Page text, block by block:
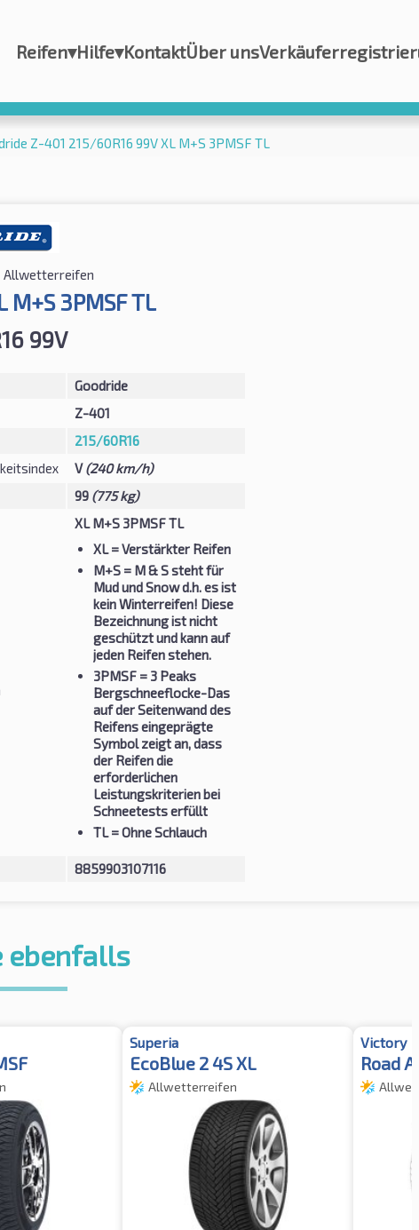
Reifen▾Hilfe▾KontaktÜber uns
Z-401 215/60R16 99V XL M+S 3PMSF TL
Allwetterreifen
M+S 3PMSF TL
99V
Goodride
Z-401
215/60R16
V(240 km/h)
99 (775 kg)
XL M+S 3PMSF TL
XL= Verstärkter Reifen
M+S= M & S steht für
Mud und Snow d.h. es ist
kein Winterreifen! Diese
Bezeichnung ist nicht
geschützt und kann auf
jeden Reifen stehen.
3PMSF= 3 Peaks
Bergschneeflocke-Das
auf der Seitenwand des
Reifens eingeprägte
Symbol zeigt an, dass
der Reifen die
erforderlichen
Leistungskriterien bei
Schneetests erfüllt
TL= Ohne Schlauch
8859903107116
ebenfalls
Superia
EcoBlue 2 4S XL
Allwetterreifen
Victory
Road